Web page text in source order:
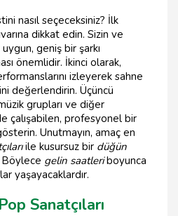
nasıl seçeceksiniz? İlk
dikkat edin. Sizin ve
geniş bir şarkı
önemlidir. İkinci olarak,
izleyerek sahne
değerlendirin. Üçüncü
grupları ve diğer
çalışabilen, profesyonel bir
Unutmayın, amaç en
ile kusursuz bir düğün
gelin saatleriboyunca
yaşayacaklardır.
Sanatçıları